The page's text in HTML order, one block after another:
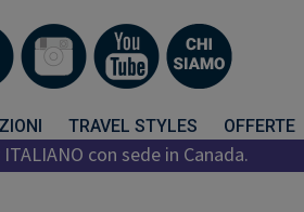
TRAVEL STYLES OFFERTE
con sede in Canada.